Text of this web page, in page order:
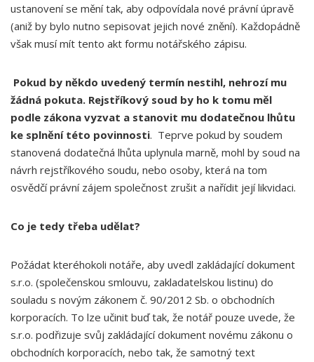
ustanovení se mění tak, aby odpovídala nové právní úpravě
(aniž by bylo nutno sepisovat jejich nové znění). Každopádně
však musí mít tento akt formu notářského zápisu.
Pokud by někdo uvedený termín nestihl, nehrozí mu
žádná pokuta. Rejstříkový soud by ho k tomu měl
podle zákona vyzvat a stanovit mu dodatečnou lhůtu
ke splnění této povinnosti. Teprve pokud by soudem
stanovená dodatečná lhůta uplynula marně, mohl by soud na
návrh rejstříkového soudu, nebo osoby, která na tom
osvědčí právní zájem společnost zrušit a nařídit její likvidaci.
Co je tedy třeba udělat?
Požádat kteréhokoli notáře, aby uvedl zakládající dokument
s.r.o. (společenskou smlouvu, zakladatelskou listinu) do
souladu s novým zákonem č. 90/2012 Sb. o obchodních
korporacích. To lze učinit buď tak, že notář pouze uvede, že
s.r.o. podřizuje svůj zakládající dokument novému zákonu o
obchodních korporacích, nebo tak, že samotný text